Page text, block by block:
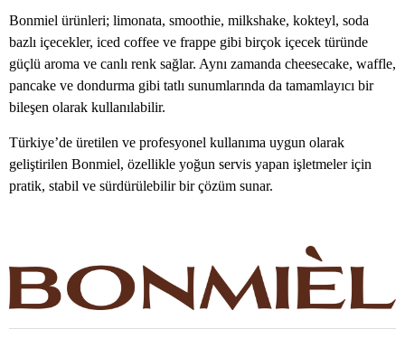
Bonmiel ürünleri; limonata, smoothie, milkshake, kokteyl, soda
bazlı içecekler, iced coffee ve frappe gibi birçok içecek türünde
güçlü aroma ve canlı renk sağlar. Aynı zamanda cheesecake, waffle,
pancake ve dondurma gibi tatlı sunumlarında da tamamlayıcı bir
bileşen olarak kullanılabilir.
Türkiye’de üretilen ve profesyonel kullanıma uygun olarak
geliştirilen Bonmiel, özellikle yoğun servis yapan işletmeler için
pratik, stabil ve sürdürülebilir bir çözüm sunar.